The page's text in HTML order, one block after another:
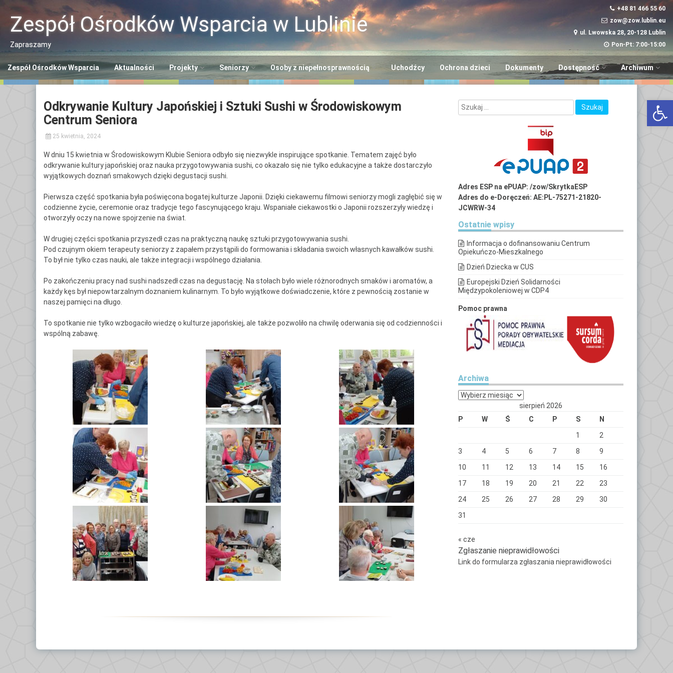
treściZespół Ośrodków Wsparcia w Lublinie
Zapraszamy
+48 81 466 55 60
zow@zow.lublin.eu
ul. Lwowska 28, 20-128 Lublin
Pon-Pt: 7:00-15:00
Zespół Ośrodków Wsparcia Aktualności Projekty
Seniorzy ASY”
Polityka Senioralna EFS
Seniorzy
Socjalnych
Centrum Dziennego
Pobytu nr 2
Centrum Dziennego
Pobytu nr 3
Pobytu nr 4
Dom Senior+
Kluby Seniora
Klub Seniora Nad
Bystrzycą
Osoby z niepełnosprawnością
Mieszkalne
Ośrodek Wsparcia dla
“Benjamin”
Uchodźcy Ochrona dzieci Dokumenty Dostępność
dostępności
Archiwum
LUBinclusiON
Odkrywanie Kultury Japońskiej i Sztuki Sushi w Środowiskowym
Centrum Seniora
25 kwietnia, 2024
W dniu 15 kwietnia w Środowiskowym Klubie Seniora odbyło się niezwykle inspirujące spotkanie. Tematem zajęć było
odkrywanie kultury japońskiej oraz nauka przygotowywania sushi, co okazało się nie tylko edukacyjne a także dostarczyło
wyjątkowych doznań smakowych dzięki degustacji sushi.
Pierwsza część spotkania była poświęcona bogatej kulturze Japonii. Dzięki ciekawemu filmowi seniorzy mogli zagłębić się w
codzienne życie, ceremonie oraz tradycje tego fascynującego kraju. Wspaniałe ciekawostki o Japonii rozszerzyły wiedzę i
otworzyły oczy na nowe spojrzenie na świat.
W drugiej części spotkania przyszedł czas na praktyczną naukę sztuki przygotowywania sushi.
Pod czujnym okiem terapeuty seniorzy z zapałem przystąpili do formowania i składania swoich własnych kawałków sushi.
To był nie tylko czas nauki, ale także integracji i wspólnego działania.
Po zakończeniu pracy nad sushi nadszedł czas na degustację. Na stołach było wiele różnorodnych smaków i aromatów, a
każdy kęs był niepowtarzalnym doznaniem kulinarnym. To było wyjątkowe doświadczenie, które z pewnością zostanie w
naszej pamięci na długo.
To spotkanie nie tylko wzbogaciło wiedzę o kulturze japońskiej, ale także pozwoliło na chwilę oderwania się od codzienności i
wspólną zabawę.
Adres ESP na ePUAP: /zow/SkrytkaESP
Adres do e-Doręczeń: AE:PL-75271-21820-
JCWRW-34
Ostatnie wpisy
Informacja o dofinansowaniu Centrum
Opiekuńczo-Mieszkalnego
Dzień Dziecka w CUS
Europejski Dzień Solidarności
Międzypokoleniowej w CDP4
Pomoc prawna
Archiwa
Archiwa
sierpień 2026
P
W Ś C P S
N
1
2
3
4 5 6 7 8
9
10
11 12 13 14 15
16
17
18 19 20 21 22
23
24
25 26 27 28 29
30
31
« cze
Zgłaszanie nieprawidłowości
Link do formularza zgłaszania nieprawidłowości